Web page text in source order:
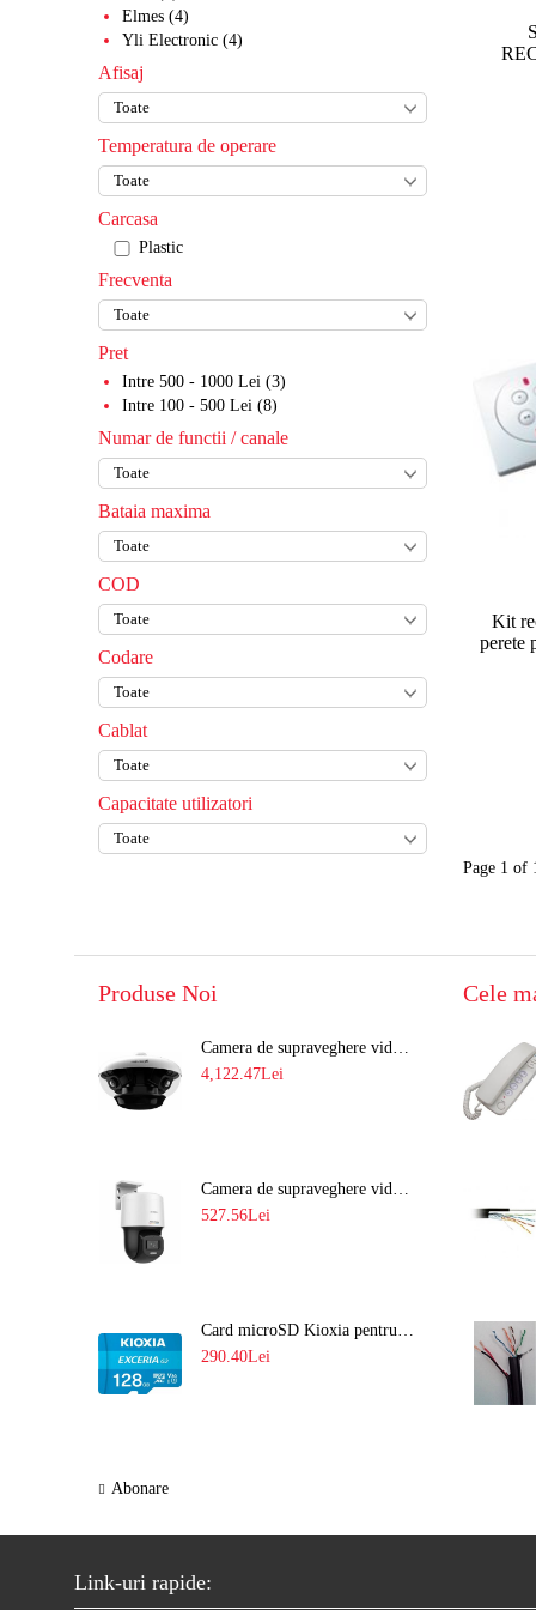
Incuietori mecanice
Elmes (4)
Yli Electronic (4)
Afisaj
Temperatura de operare
Carcasa
Plastic
Frecventa
Pret
Intre 500 - 1000 Lei (3)
Intre 100 - 500 Lei (8)
Numar de functii / canale
Bataia maxima
COD
Codare
Cablat
Capacitate utilizatori
Kit
perete
Page 1 of 1
Produse Noi
Camera de supraveghere video 8MP panoramica de exterior(4x2MP Stitched) Navaio NGC-7482PR
4,122.47Lei
Camera de supraveghere video IP PT 4MP cu lumina alba 30M si lentila fixa Hikvision DS-2DE2C400SCG-E F1
527.56Lei
Card microSD Kioxia pentru CCTV cu capacitate memorie 128GB Ultra HD 4K LMEX2L128GG2
290.40Lei
Abonare
Cele
Link-uri rapide: